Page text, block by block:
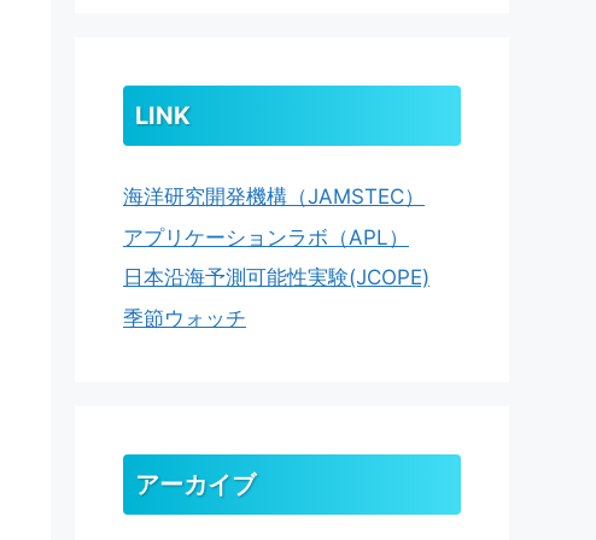
LINK
海洋研究開発機構（JAMSTEC）
アプリケーションラボ（APL）
日本沿海予測可能性実験(JCOPE)
季節ウォッチ
アーカイブ